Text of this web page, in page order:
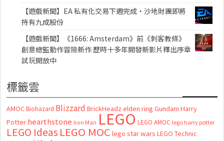
【遊戲新聞】EA 私有化交易下週完成・沙地財團即將
持有九成股份
【遊戲新聞】《1666: Amsterdam》前《刺客教條》
創意總監動作冒險新作 歷時十多年開發新影片釋出序章
試玩開放中
標籤雲
AMOC Biohazard Blizzard BrickHeadz elden ring Gundam Harry
Potter hearthstone Iron Man LEGO LEGO AMOC lego harry potter
LEGO Ideas LEGO MOC lego star wars LEGO Technic